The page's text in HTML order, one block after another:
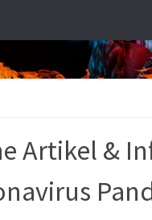
Artikel &